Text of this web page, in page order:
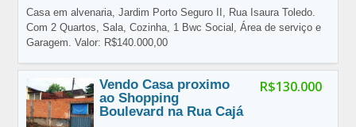
Casa em alvenaria, Jardim Porto Seguro II, Rua Isaura Toledo.
Com 2 Quartos, Sala, Cozinha, 1 Bwc Social, Área de serviço e
Garagem. Valor: R$140.000,00
R$130.000
Vendo Casa proximo
ao Shopping
Boulevard na Rua Cajá